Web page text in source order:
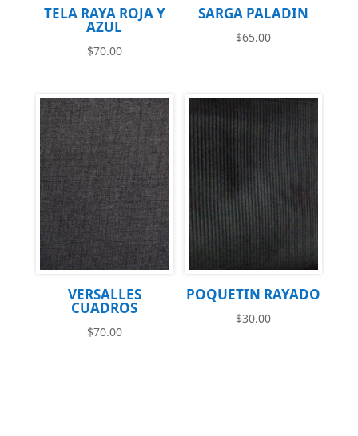
TELA RAYA ROJA Y
AZUL
$70.00
SARGA PALADIN
$65.00
VERSALLES
CUADROS
$70.00
POQUETIN RAYADO
$30.00